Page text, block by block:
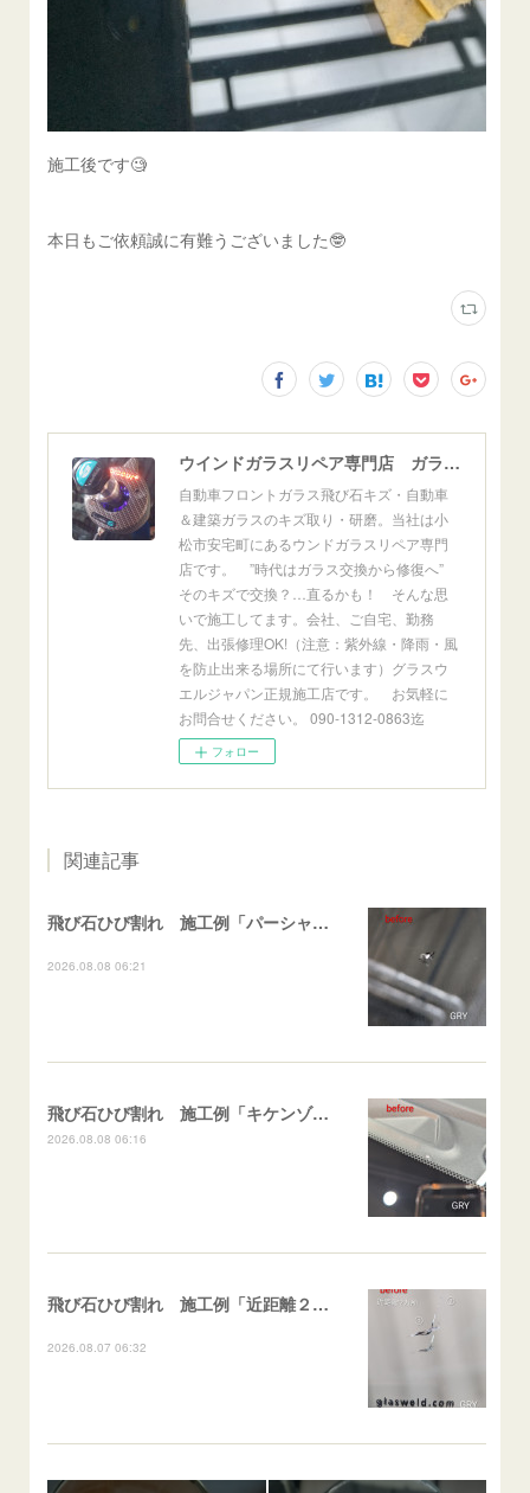
施工後です🧐
本日もご依頼誠に有難うございました🤓
ウインドガラスリペア専門店 ガラスリペア・ヨシダ グラスウェルドジャパン 正規施工店 小松市
自動車フロントガラス飛び石キズ・自動車
＆建築ガラスのキズ取り・研磨。当社は小
松市安宅町にあるウンドガラスリペア専門
店です。 ”時代はガラス交換から修復へ”
そのキズで交換？…直るかも！ そんな思
いで施工してます。会社、ご自宅、勤務
先、出張修理OK!（注意：紫外線・降雨・風
を防止出来る場所にて行います）グラスウ
エルジャパン正規施工店です。 お気軽に
お問合せください。 090-1312-0863迄
フォロー
関連記事
飛び石ひび割れ 施工例「パーシャル系・衝撃点範囲ハマカケ」エスティマ
2026.08.08 06:21
飛び石ひび割れ 施工例「キケンゾーン範囲・ストレートブレイク」フェアレディＺ
2026.08.08 06:16
飛び石ひび割れ 施工例「近距離２箇所・パーシャル系+ストレート系」CX-8
2026.08.07 06:32